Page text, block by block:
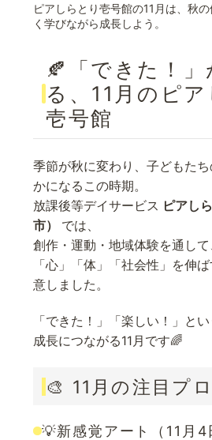
ピアしらとり壱号館の11月は、秋
く学びながら成長しよう。
🍂「できた！」
る、11月のピア
壱号館
季節が秋に変わり、子どもた
かになるこの時期。
放課後等デイサービス ピアし
市）
では、
創作・運動・地域体験を通し
「心」「体」「社会性」を伸
意しました。
「できた！」「楽しい！」と
成長につながる11月です🌈
🎨 11月の注目プ
💡新感覚アート（11月4